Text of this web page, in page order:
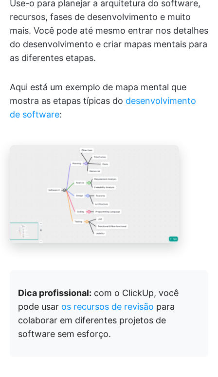
Use-o para planejar a arquitetura do software,
recursos, fases de desenvolvimento e muito
mais. Você pode até mesmo entrar nos detalhes
do desenvolvimento e criar mapas mentais para
as diferentes etapas.
Aqui está um exemplo de mapa mental que
mostra as etapas típicas do desenvolvimento
de software:
Dica profissional: com o ClickUp, você
pode usar os recursos de revisão para
colaborar em diferentes projetos de
software sem esforço.